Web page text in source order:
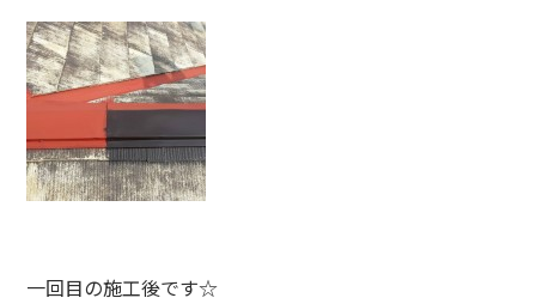
一回目の施工後です☆